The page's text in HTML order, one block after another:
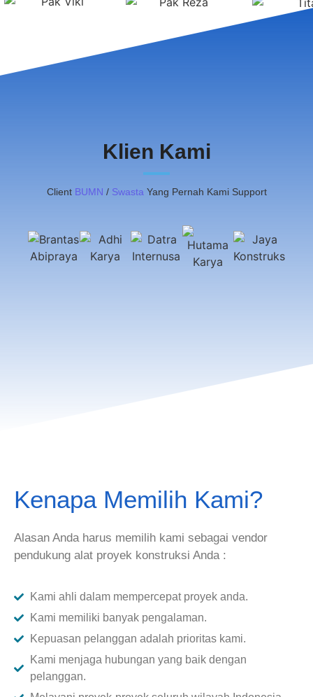
Klien Kami
Client BUMN / SwastaYang Pernah Kami Support
Kenapa Memilih Kami?
Alasan Anda harus memilih kami sebagai vendor
pendukung alat proyek konstruksi Anda :
Kami ahli dalam mempercepat proyek anda.
Kami memiliki banyak pengalaman.
Kepuasan pelanggan adalah prioritas kami.
Kami menjaga hubungan yang baik dengan
pelanggan.